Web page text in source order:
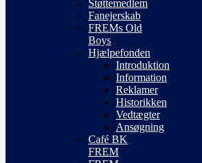
Støttemedlem
Fanejerskab
FREMs Old
Boys
Hjælpefonden
Introduktion
Information
Reklamer
Historikken
Vedtægter
Ansøgning
Café BK
FREM